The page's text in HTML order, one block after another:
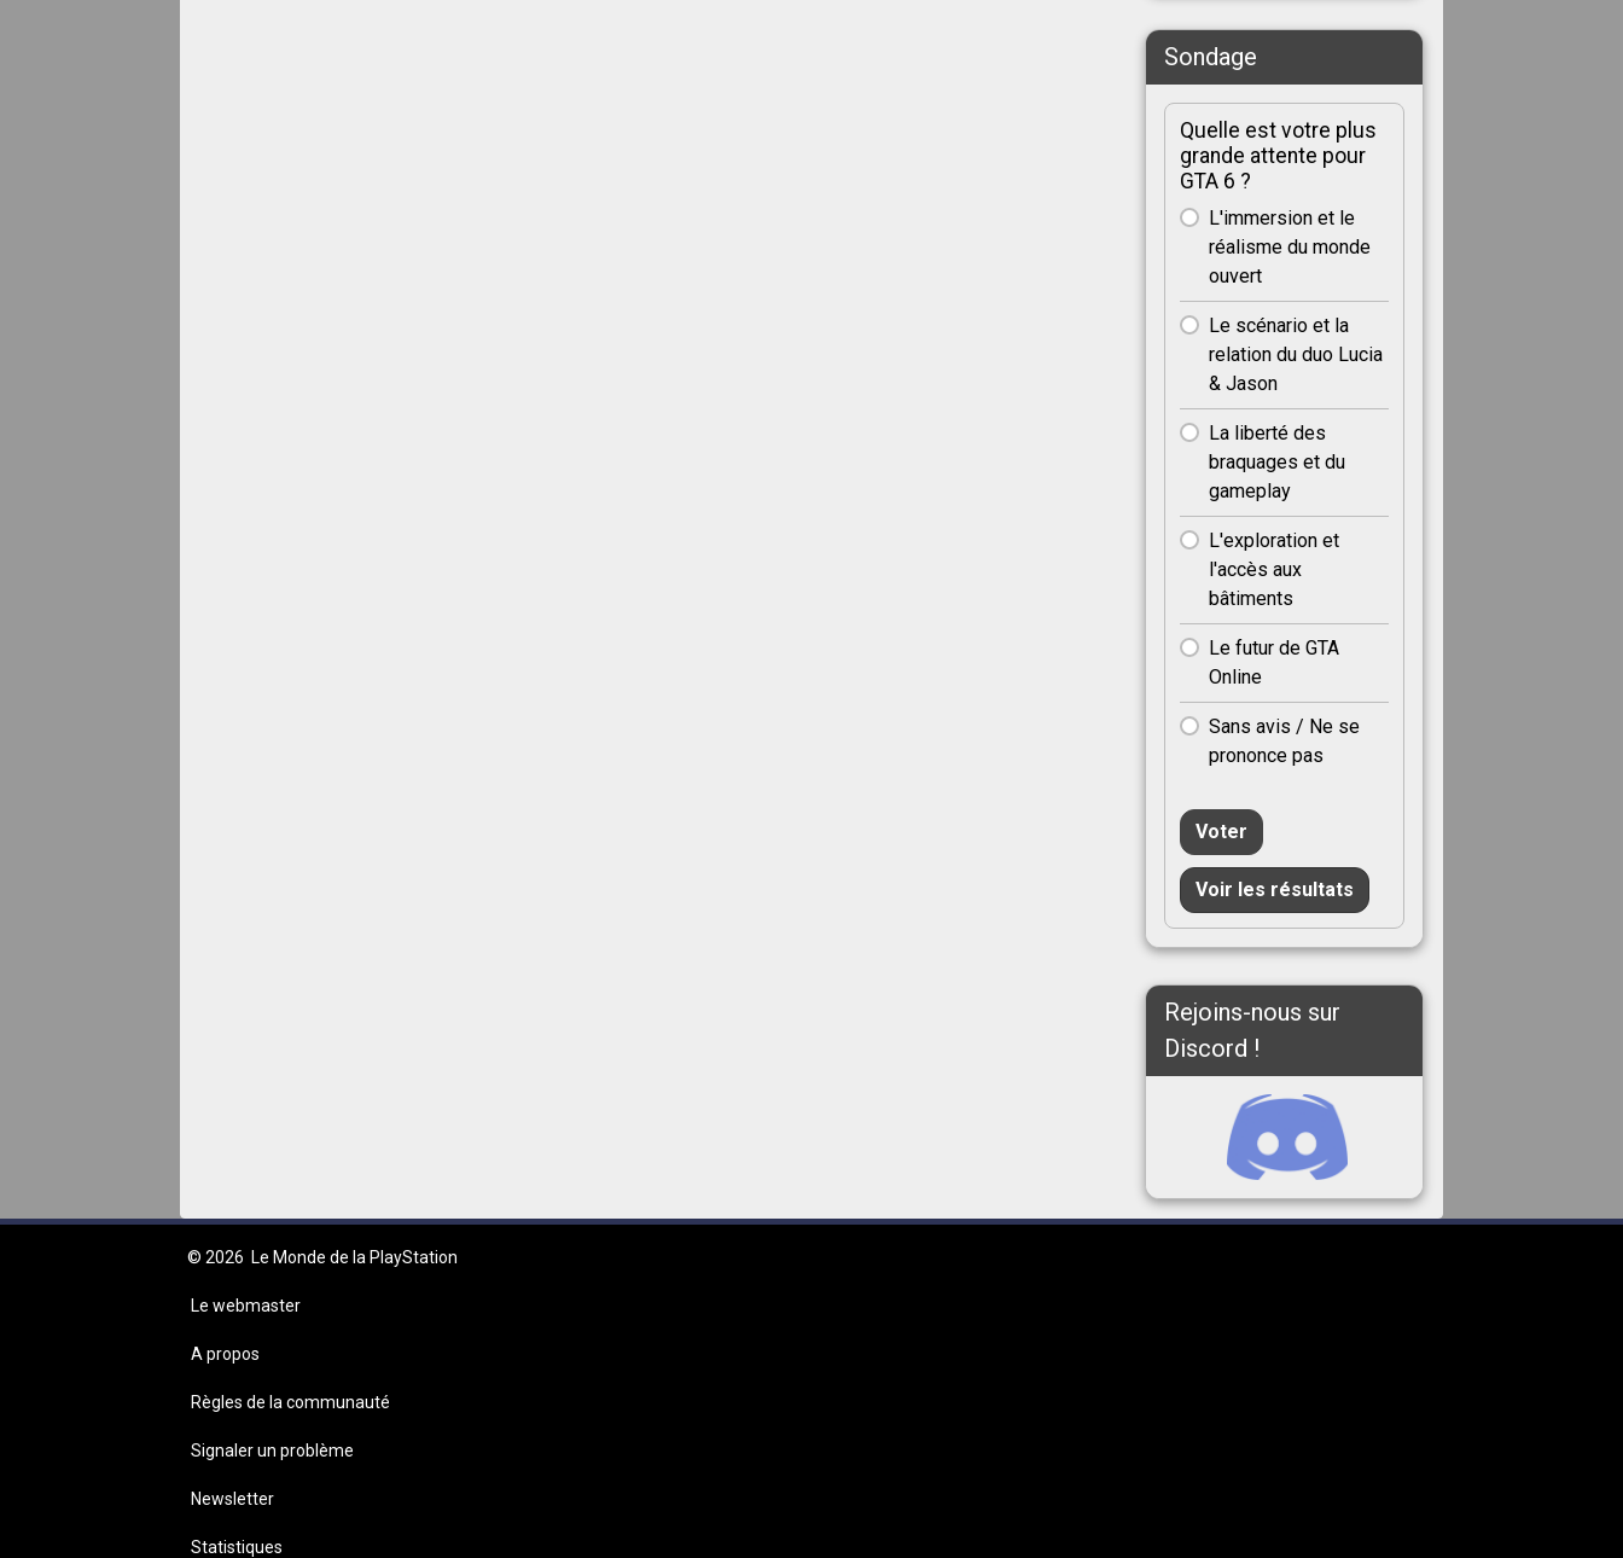
Sondage
Quelle est votre plus
grande attente pour
GTA 6 ?
L'immersion et le
réalisme du monde
ouvert
Le scénario et la
relation du duo Lucia
& Jason
La liberté des
braquages et du
gameplay
L'exploration et
l'accès aux
bâtiments
Le futur de GTA
Online
Sans avis / Ne se
prononce pas
Voter
Voir les résultats
Rejoins-nous sur
Discord !
© 2026 Le Monde de la PlayStation
Le webmaster
A propos
Règles de la communauté
Signaler un problème
Newsletter
Statistiques